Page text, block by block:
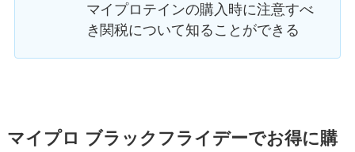
マイプロテインの購入時に注意すべ
き関税について知ることができる
マイプロ ブラックフライデーでお得に購